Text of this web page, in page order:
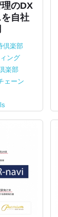
のDX
自社
倶楽部
ング
楽部
ェーン